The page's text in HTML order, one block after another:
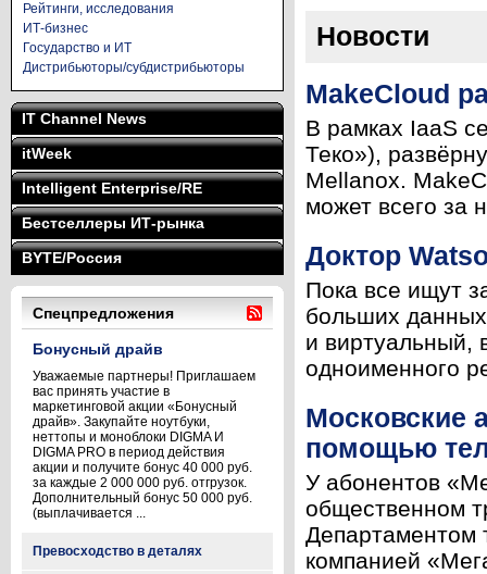
Рейтинги, исследования
ИТ-бизнес
Государство и ИТ
Дистрибьюторы/субдистрибьюторы
IT Channel News
itWeek
Intelligent Enterprise/RE
Бестселлеры ИТ-рынка
BYTE/Россия
Спецпредложения
Бонусный драйв
Уважаемые партнеры! Приглашаем
вас принять участие в
маркетинговой акции «Бонусный
драйв». Закупайте ноутбуки,
неттопы и моноблоки DIGMA И
DIGMA PRO в период действия
акции и получите бонус 40 000 руб.
за каждые 2 000 000 руб. отгрузок.
Дополнительный бонус 50 000 руб.
(выплачивается ...
Превосходство в деталях
Новости
MakeCloud
В рамках IaaS
Теко»),
Mellanox.
может всего за
Доктор
Пока все ищут
больших
и виртуальный,
одноименного
Московские
помощью
У абонентов
общественном
Департаментом
компанией